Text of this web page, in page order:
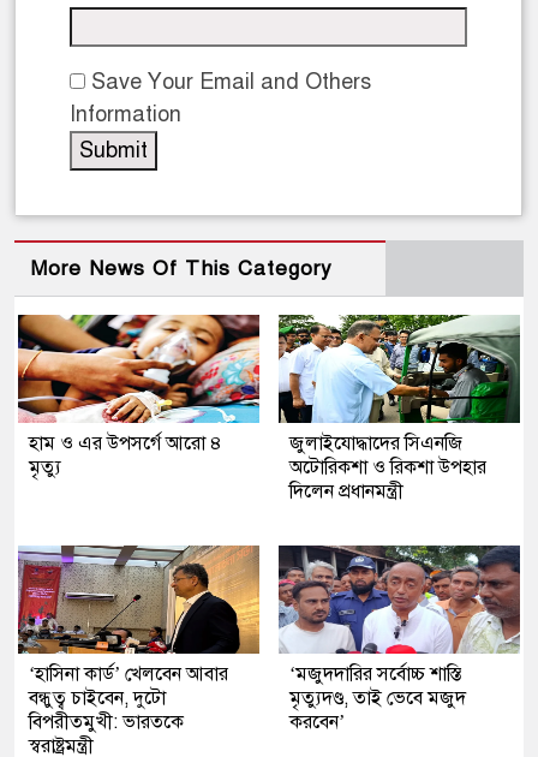
Save Your Email and Others
Information
More News Of This Category
হাম ও এর উপসর্গে আরো ৪
মৃত্যু
জুলাইযোদ্ধাদের সিএনজি
অটোরিকশা ও রিকশা উপহার
দিলেন প্রধানমন্ত্রী
‘হাসিনা কার্ড’ খেলবেন আবার
বন্ধুত্ব চাইবেন, দুটো
বিপরীতমুখী: ভারতকে
স্বরাষ্ট্রমন্ত্রী
‘মজুদদারির সর্বোচ্চ শাস্তি
মৃত্যুদণ্ড, তাই ভেবে মজুদ
করবেন’